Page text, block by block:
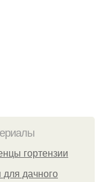
гортензии
дачного